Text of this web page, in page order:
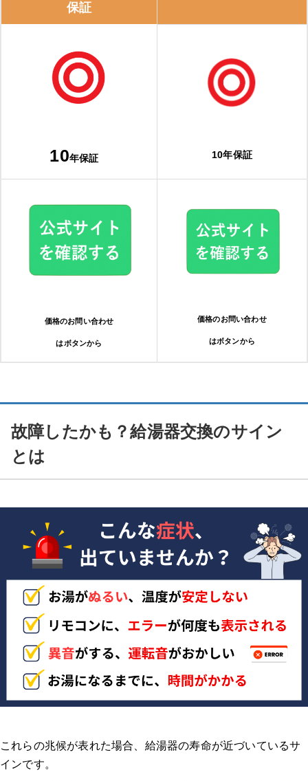
保証
10年保証 10年保証
価格のお問い合わせ
はボタンから
価格のお問い合わせ
はボタンから
故障したかも？給湯器交換のサイン
とは
これらの兆候が表れた場合、給湯器の寿命が近づいているサ
インです。